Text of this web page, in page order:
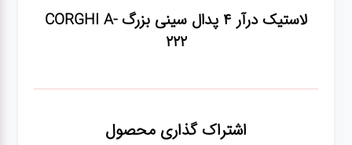
معاینه
لاستیک درآر ۴ پدال سینی بزرگ CORGHI A-
222
اشتراک گذاری محصول